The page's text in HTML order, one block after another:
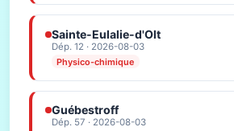
Sainte-Eulalie-d'Olt
Dép. 12 · 2026-08-03
Physico-chimique
Guébestroff
Dép. 57 · 2026-08-03